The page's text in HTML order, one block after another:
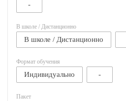
-
В школе / Дистанционно
В школе / Дистанционно
Формат обучения
Индивидуально -
Пакет